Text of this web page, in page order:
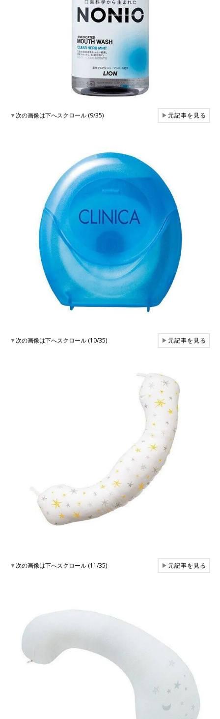
▼次の画像は下へスクロール (9/35) ▶元記事を見る
▼次の画像は下へスクロール (10/35) ▶元記事を見る
▼次の画像は下へスクロール (11/35) ▶元記事を見る